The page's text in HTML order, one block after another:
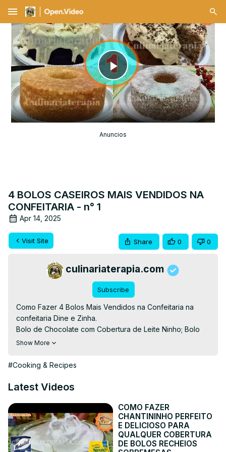
menu
Play
Video
Anuncios
4 BOLOS CASEIROS MAIS VENDIDOS NA
CONFEITARIA - n° 1
Apr 14, 2025
Visit Site Share 0 0
culinariaterapia.com
Subscribe
Como Fazer 4 Bolos Mais Vendidos na Confeitaria na
confeitaria Dine e Zinha.
Bolo de Chocolate com Cobertura de Leite Ninho; Bolo
Formigueiro de Amendoim; Bolo Caseiro Simples Fácil e
👉BAIXE EBOOKS GRÁTIS👉
BOLO DE CHOCOLATE COM COBERTURA DE LEITE
https://culinariaterapia.com/bolo-
de-chocolate-com-cobertura-de-leite-ninho/
BOLO FORMIGUEIRO DE AMENDOIM:
👉RECEITA ESCRITA👉 https://culinariaterapia.com/bolo-
Show More
#Cooking & Recipes
Latest Videos
COMO FAZER
CHANTININHO PERFEITO
E DELICIOSO PARA
QUALQUER COBERTURA
DE BOLOS RECHEIOS